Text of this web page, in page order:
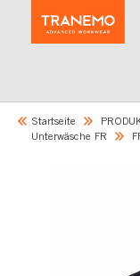
Startseite
Unterwäsche FR